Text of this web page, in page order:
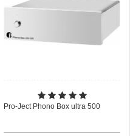
Pro-Ject Phono Box ultra 500